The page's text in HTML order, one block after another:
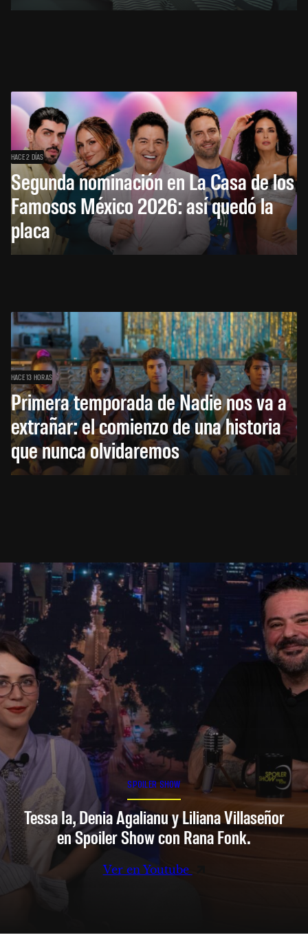
HACE 2 DÍAS
Segunda nominación en La Casa de los
Famosos México 2026: así quedó la
placa
HACE 13 HORAS
Primera temporada de Nadie nos va a
extrañar: el comienzo de una historia
que nunca olvidaremos
SPOILER SHOW
Tessa Ia, Denia Agalianu y Liliana Villaseñor
en Spoiler Show con Rana Fonk.
Ver en Youtube